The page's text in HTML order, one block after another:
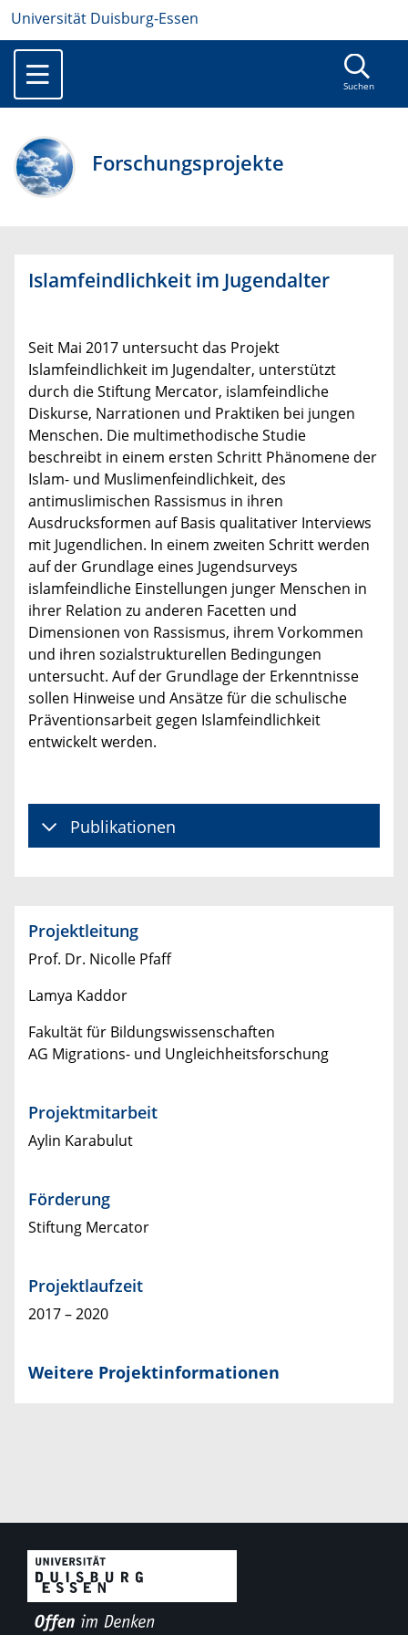
Universität Duisburg-Essen
Suchen
Forschungsprojekte
Islamfeindlichkeit im Jugendalter
Seit Mai 2017 untersucht das Projekt
Islamfeindlichkeit im Jugendalter, unterstützt
durch die Stiftung Mercator, islamfeindliche
Diskurse, Narrationen und Praktiken bei jungen
Menschen. Die multimethodische Studie
beschreibt in einem ersten Schritt Phänomene der
Islam- und Muslimenfeindlichkeit, des
antimuslimischen Rassismus in ihren
Ausdrucksformen auf Basis qualitativer Interviews
mit Jugendlichen. In einem zweiten Schritt werden
auf der Grundlage eines Jugendsurveys
islamfeindliche Einstellungen junger Menschen in
ihrer Relation zu anderen Facetten und
Dimensionen von Rassismus, ihrem Vorkommen
und ihren sozialstrukturellen Bedingungen
untersucht. Auf der Grundlage der Erkenntnisse
sollen Hinweise und Ansätze für die schulische
Präventionsarbeit gegen Islamfeindlichkeit
entwickelt werden.
Publikationen
Projektleitung
Prof. Dr. Nicolle Pfaff
Lamya Kaddor
Fakultät für Bildungswissenschaften
AG Migrations- und Ungleichheitsforschung
Projektmitarbeit
Aylin Karabulut
Förderung
Stiftung Mercator
Projektlaufzeit
2017 – 2020
Weitere Projektinformationen